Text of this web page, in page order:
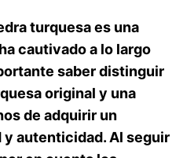
turquesa es una
cautivado a lo largo
saber distinguir
original y una
de adquirir un
autenticidad. Al seguir